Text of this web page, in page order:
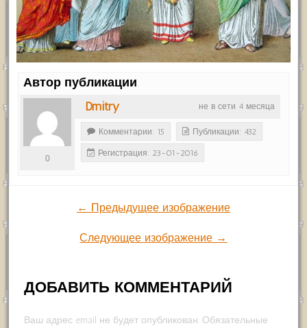
Автор публикации
не в сети 4 месяца
Dmitry
0
Комментарии: 15 Публикации: 432
Регистрация: 23-01-2016
← Предыдущее изображение
Следующее изображение →
ДОБАВИТЬ КОММЕНТАРИЙ
Ваш адрес email не будет опубликован. Обязательные